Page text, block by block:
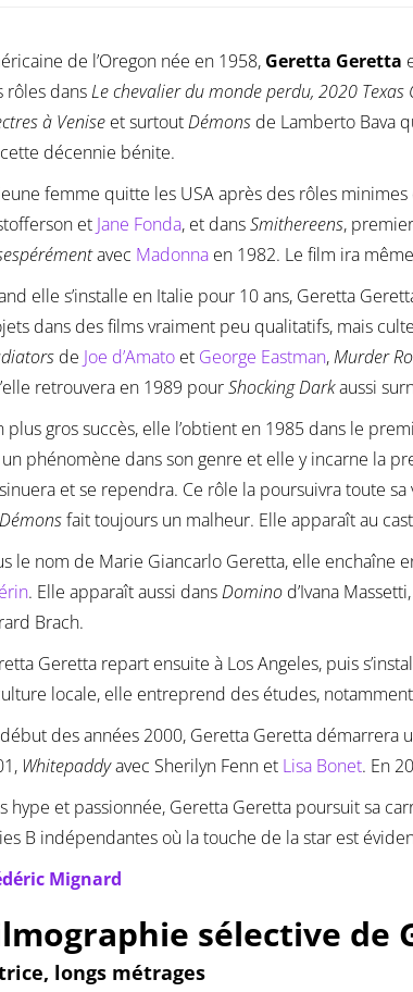
de l’Oregon née en 1958, Geretta Geretta
rôles dansLe chevalier du monde perdu, 2020
à Venise et surtoutDémons de Lamberto Bava
décennie bénite.
femme quitte les USA après des rôles minimes
et Jane Fonda, et dansSmithereens,
avec Madonna en 1982. Le film ira
elle s’installe en Italie pour 10 ans, Geretta
dans des films vraiment peu qualitatifs, mais
de Joe d’Amato et George Eastman,Murder
retrouvera en 1989 pourShocking Darkaussi
plus gros succès, elle l’obtient en 1985 dans le
phénomène dans son genre et elle y incarne la
et se rependra. Ce rôle la poursuivra toute
Démonsfait toujours un malheur. Elle apparaît au
le nom de Marie Giancarlo Geretta, elle enchaîne
. Elle apparaît aussi dansDomino d’Ivana
Brach.
Geretta repart ensuite à Los Angeles, puis
locale, elle entreprend des études,
des années 2000, Geretta Geretta démarrera
Whitepaddyavec Sherilyn Fenn et Lisa Bonet. En
hype et passionnée, Geretta Geretta poursuit sa
B indépendantes où la touche de la star est
Mignard
sélective de
longs métrages